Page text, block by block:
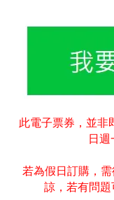
此電子票券 ， 並非
日
若為假日訂購 ，
諒 ， 若有問題